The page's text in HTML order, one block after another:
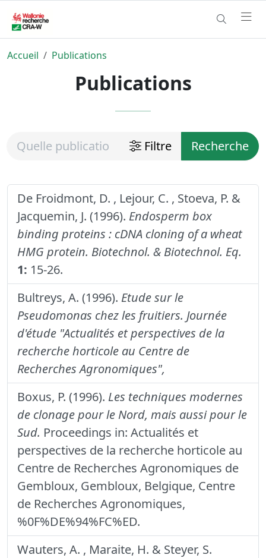
Accueil Publications
Publications
Filtre Recherche
De Froidmont, D. , Lejour, C. , Stoeva, P. &
Jacquemin, J. (1996). Endosperm box
binding proteins : cDNA cloning of a wheat
HMG protein. Biotechnol. & Biotechnol. Eq.
1: 15-26.
Bultreys, A. (1996). Etude sur le
Pseudomonas chez les fruitiers. Journée
d'étude "Actualités et perspectives de la
recherche horticole au Centre de
Recherches Agronomiques",
Boxus, P. (1996). Les techniques modernes
de clonage pour le Nord, mais aussi pour le
Sud. Proceedings in: Actualités et
perspectives de la recherche horticole au
Centre de Recherches Agronomiques de
Gembloux, Gembloux, Belgique, Centre
de Recherches Agronomiques,
%0F%DE%94%FC%ED.
Wauters, A. , Maraite, H. & Steyer, S.